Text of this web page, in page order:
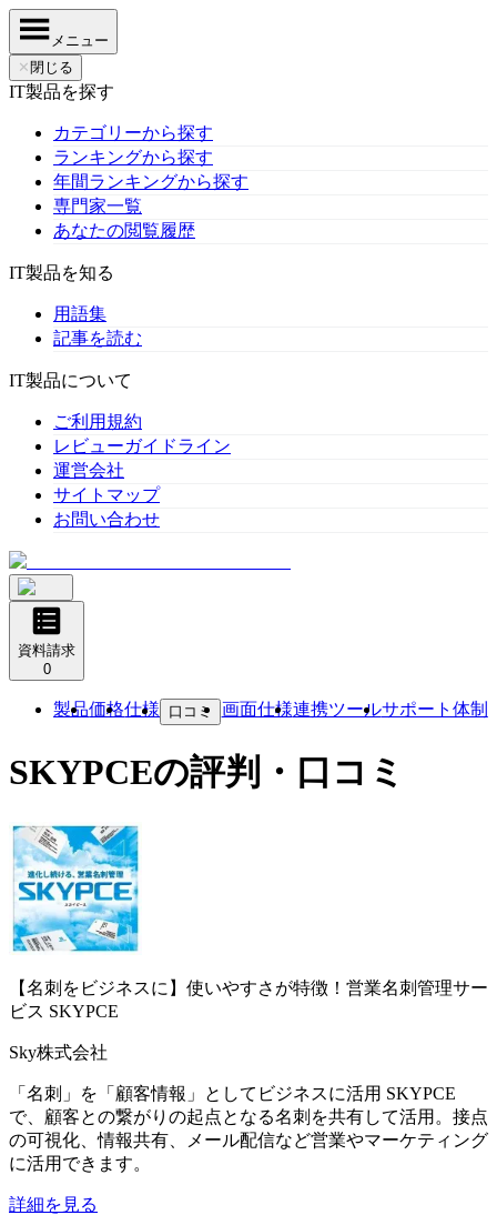
メニュー
✕ 閉じる
IT製品を探す
カテゴリーから探す
ランキングから探す
年間ランキングから探す
専門家一覧
あなたの閲覧履歴
IT製品を知る
用語集
記事を読む
IT製品について
ご利用規約
レビューガイドライン
運営会社
サイトマップ
お問い合わせ
資料請求
0
製品価格仕様 口コミ 画面仕様連携ツールサポート体制
SKYPCEの評判・口コミ
【名刺をビジネスに】使いやすさが特徴！営業名刺管理サー
ビス SKYPCE
Sky株式会社
「名刺」を「顧客情報」としてビジネスに活用 SKYPCE
で、顧客との繋がりの起点となる名刺を共有して活用。接点
の可視化、情報共有、メール配信など営業やマーケティング
に活用できます。
詳細を見る